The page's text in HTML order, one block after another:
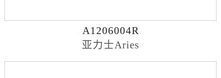
A1206004R
亚力士Aries